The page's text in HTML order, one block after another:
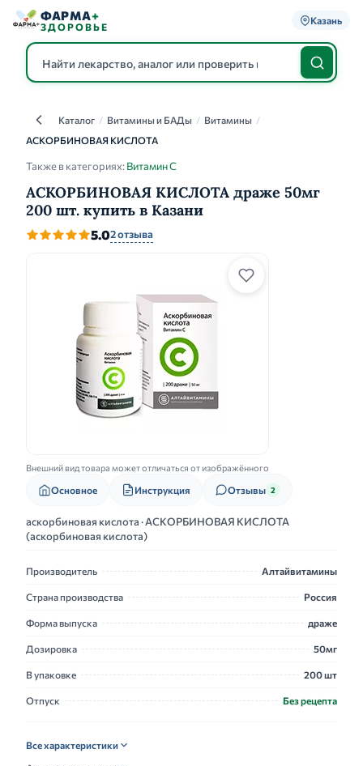
ФАРМА+
ЗДОРОВЬЕ
Казань
КаталогКаталог / Витамины и БАДы / Витамины /
АСКОРБИНОВАЯ КИСЛОТА
Также в категориях:Витамин C
АСКОРБИНОВАЯ КИСЛОТА драже 50мг
200 шт. купить в Казани
5.02 отзыва
Внешний вид товара может отличаться от изображённого
Основное Инструкция Отзывы 2
аскорбиновая кислота · АСКОРБИНОВАЯ КИСЛОТА
(аскорбиновая кислота)
Производитель Алтайвитамины
Страна производства Россия
Форма выпуска драже
Дозировка 50мг
В упаковке 200 шт
Отпуск Без рецепта
Все характеристики